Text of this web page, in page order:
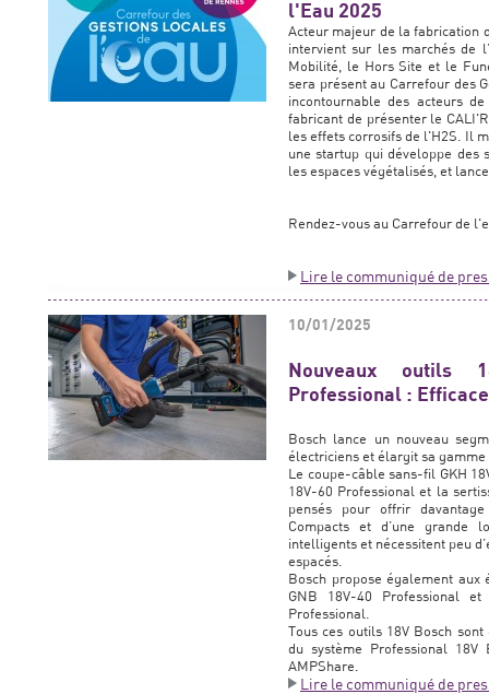
l'Eau 2025
Acteur majeur de la fabrication
intervient sur les marchés de
Mobilité, le Hors Site et le
sera présent au Carrefour des
incontournable des acteurs
fabricant de présenter le
les effets corrosifs de l'H2S. Il
une startup qui développe des
les espaces végétalisés, et
Rendez-vous au Carrefour de
Lire le communiqué de
10/01/2025
Nouveaux outils
Professional :
Bosch lance un nouveau
électriciens et élargit sa gamme
Le coupe-câble sans-fil GKH
18V-60 Professional et la
pensés pour offrir
Compacts et d’une grande
intelligents et nécessitent peu
espacés.
Bosch propose également
GNB 18V-40 Professional
Professional.
Tous ces outils 18V Bosch
du système Professional 18V
AMPShare.
Lire le communiqué de